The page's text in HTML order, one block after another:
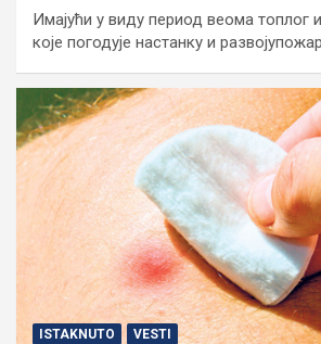
Имајући у виду период веома топлог
које погодује настанку и
ISTAKNUTO VESTI